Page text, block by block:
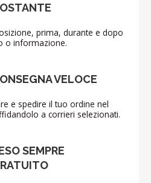
prima, durante e dopo
o informazione.
VELOCE
e spedire il tuo ordine nel
a corrieri selezionati.
SEMPRE